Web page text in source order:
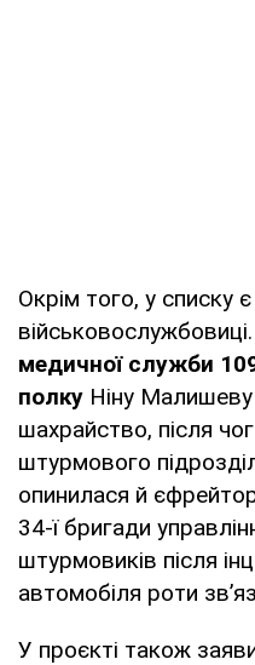
Окрім того, у списку є
медичної служби
полку Ніну
шахрайство, після
штурмового
опинилася й
34-ї бригади
штурмовиків після
автомобіля роти
У проєкті також